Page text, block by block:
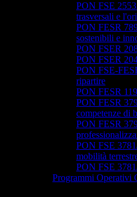
PON FSE
trasversali e
PON FESR
sostenibili e
PON FSER
PON FSER
PON FSE-
ripartire
PON FESR
PON FESR
competenze di
PON FESR
PON FSE
mobilità
PON FSE
Programmi Operativi